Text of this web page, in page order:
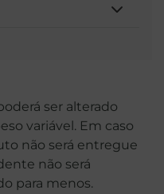
ser alterado
variável. Em caso
não será entregue
não será
para menos.